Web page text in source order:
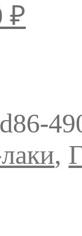
₽
,